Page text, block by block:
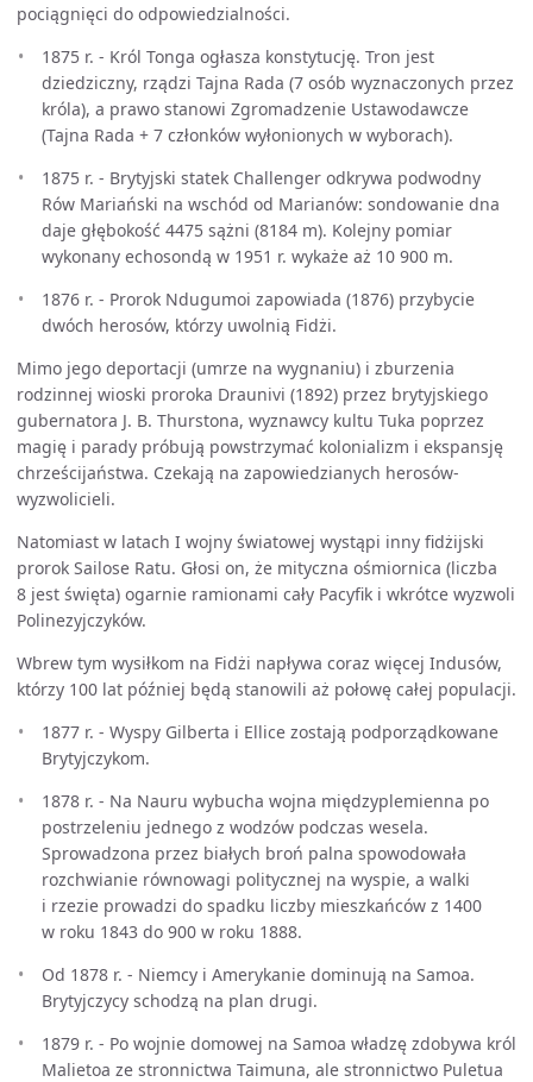
pociągnięci do odpowiedzialności.
1875 r. - Król Tonga ogłasza konstytucję. Tron jest
dziedziczny, rządzi Tajna Rada (7 osób wyznaczonych przez
króla), a prawo stanowi Zgromadzenie Ustawodawcze
(Tajna Rada + 7 członków wyłonionych w wyborach).
1875 r. - Brytyjski statek Challenger odkrywa podwodny
Rów Mariański na wschód od Marianów: sondowanie dna
daje głębokość 4475 sążni (8184 m). Kolejny pomiar
wykonany echosondą w 1951 r. wykaże aż 10 900 m.
1876 r. - Prorok Ndugumoi zapowiada (1876) przybycie
dwóch herosów, którzy uwolnią Fidżi.
Mimo jego deportacji (umrze na wygnaniu) i zburzenia
rodzinnej wioski proroka Draunivi (1892) przez brytyjskiego
gubernatora J. B. Thurstona, wyznawcy kultu Tuka poprzez
magię i parady próbują powstrzymać kolonializm i ekspansję
chrześcijaństwa. Czekają na zapowiedzianych herosów-
wyzwolicieli.
Natomiast w latach I wojny światowej wystąpi inny fidżijski
prorok Sailose Ratu. Głosi on, że mityczna ośmiornica (liczba
8 jest święta) ogarnie ramionami cały Pacyfik i wkrótce wyzwoli
Polinezyjczyków.
Wbrew tym wysiłkom na Fidżi napływa coraz więcej Indusów,
którzy 100 lat później będą stanowili aż połowę całej populacji.
1877 r. - Wyspy Gilberta i Ellice zostają podporządkowane
Brytyjczykom.
1878 r. - Na Nauru wybucha wojna międzyplemienna po
postrzeleniu jednego z wodzów podczas wesela.
Sprowadzona przez białych broń palna spowodowała
rozchwianie równowagi politycznej na wyspie, a walki
i rzezie prowadzi do spadku liczby mieszkańców z 1400
w roku 1843 do 900 w roku 1888.
Od 1878 r. - Niemcy i Amerykanie dominują na Samoa.
Brytyjczycy schodzą na plan drugi.
1879 r. - Po wojnie domowej na Samoa władzę zdobywa król
Malietoa ze stronnictwa Taimuna, ale stronnictwo Puletua